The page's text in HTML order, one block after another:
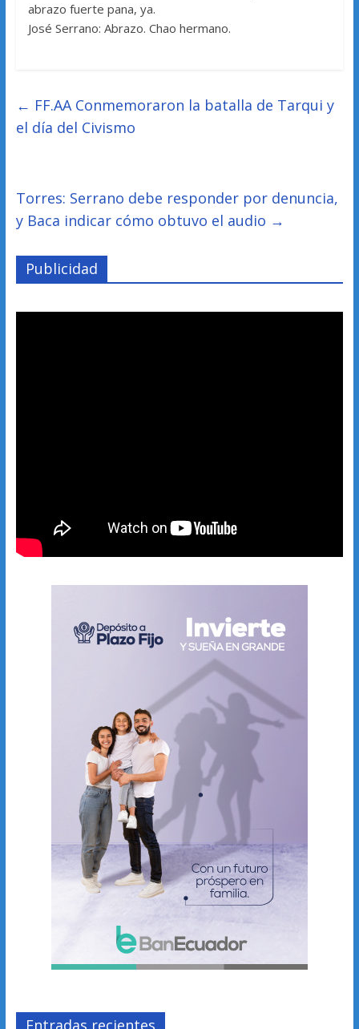
abrazo fuerte pana, ya.
José Serrano: Abrazo. Chao hermano.
← FF.AA Conmemoraron la batalla de Tarqui y
el día del Civismo
Torres: Serrano debe responder por denuncia,
y Baca indicar cómo obtuvo el audio →
Publicidad